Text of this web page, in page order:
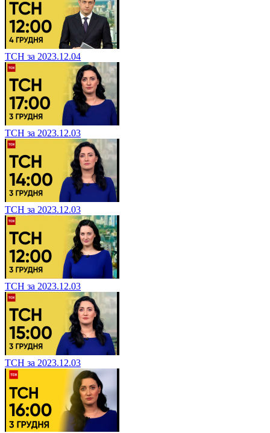
ТСН за 2023.12.04
ТСН за 2023.12.03
ТСН за 2023.12.03
ТСН за 2023.12.03
ТСН за 2023.12.03